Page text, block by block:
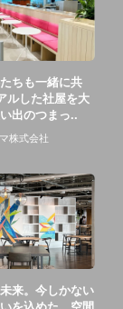
ちも一緒に共
ルした社屋を大
出のつまっ..
株式会社
来。今しかない